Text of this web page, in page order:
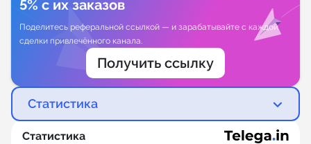
5% с их заказов
Поделитесь реферальной ссылкой — и зарабатывайте с каждой
сделки привлечённого канала.
Получить ссылку
Статистика
Статистика